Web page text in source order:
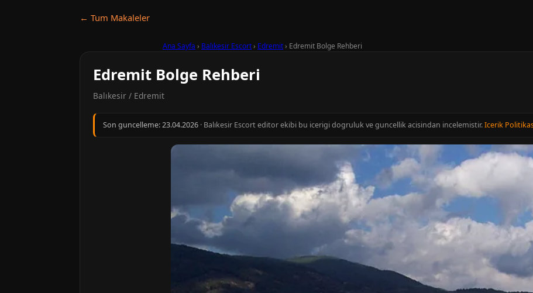
← Tum Makaleler
Ana Sayfa › Balıkesir Escort› Edremit› Edremit Bolge Rehberi
Edremit Bolge Rehberi
Balıkesir / Edremit
Son guncelleme:23.04.2026 · Balıkesir Escort editor ekibi bu icerigi dogruluk ve guncellik acisindan incelemistir.Icerik